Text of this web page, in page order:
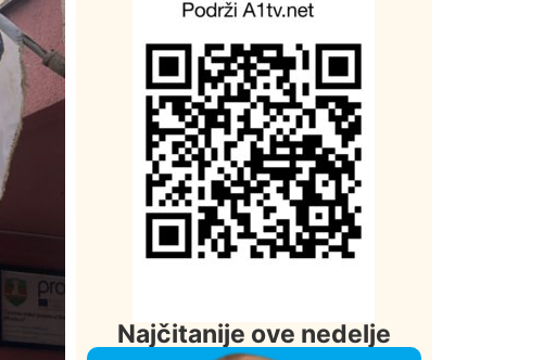
Najčitanije ove nedelje